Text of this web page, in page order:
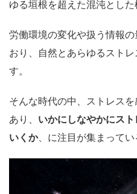
ゆる垣根を超えた混沌とした
労働環境の変化や扱う情報
おり、自然とあらゆるスト
す。
そんな時代の中、ストレス
あり、 いかにしなやかにス
いくか、に注目が集まってい